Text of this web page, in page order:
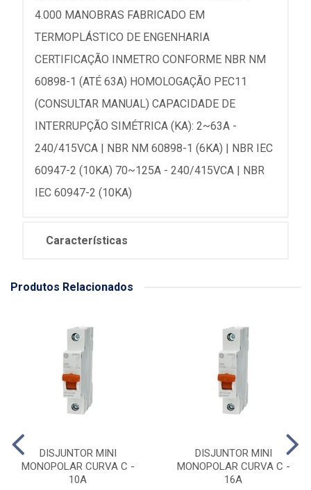
4.000 MANOBRAS FABRICADO EM
TERMOPLÁSTICO DE ENGENHARIA
CERTIFICAÇÃO INMETRO CONFORME NBR NM
60898-1 (ATÉ 63A) HOMOLOGAÇÃO PEC11
(CONSULTAR MANUAL) CAPACIDADE DE
INTERRUPÇÃO SIMÉTRICA (KA): 2~63A -
240/415VCA | NBR NM 60898-1 (6KA) | NBR IEC
60947-2 (10KA) 70~125A - 240/415VCA | NBR
IEC 60947-2 (10KA)
Características
Produtos Relacionados
DISJUNTOR MINI
MONOPOLAR CURVA C -
10A
DISJUNTOR MINI
MONOPOLAR CURVA C -
16A